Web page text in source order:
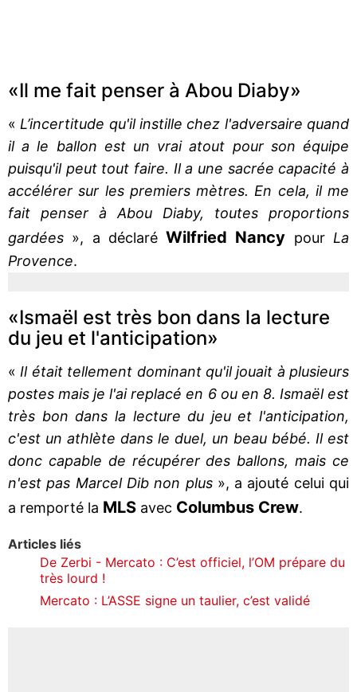
«Il me fait penser à Abou Diaby»
« L’incertitude qu'il instille chez l'adversaire quand
il a le ballon est un vrai atout pour son équipe
puisqu'il peut tout faire. Il a une sacrée capacité à
accélérer sur les premiers mètres. En cela, il me
fait penser à Abou Diaby, toutes proportions
gardées », a déclaréWilfried Nancy pour La
Provence.
«Ismaël est très bon dans la lecture
du jeu et l'anticipation»
« Il était tellement dominant qu'il jouait à plusieurs
postes mais je l'ai replacé en 6 ou en 8. Ismaël est
très bon dans la lecture du jeu et l'anticipation,
c'est un athlète dans le duel, un beau bébé. Il est
donc capable de récupérer des ballons, mais ce
n'est pas Marcel Dib non plus», a ajouté celui qui
a remporté la MLS avec Columbus Crew.
Articles liés
De Zerbi - Mercato : C’est officiel, l’OM prépare du
très lourd !
Mercato : L’ASSE signe un taulier, c’est validé